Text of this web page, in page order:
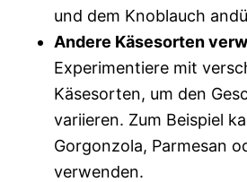
und dem Knoblauch
Andere Käsesorten
Experimentiere mit
Käsesorten, um den
variieren. Zum Beispiel
Gorgonzola, Parmesan
verwenden.